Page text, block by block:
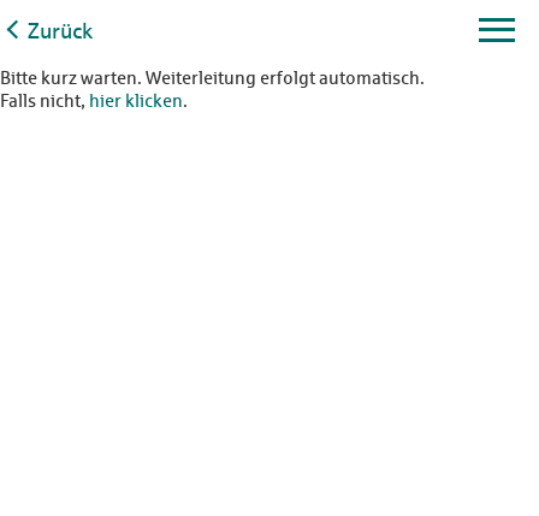
Zurück
Bitte kurz warten. Weiterleitung erfolgt automatisch.
Falls nicht, hier klicken.